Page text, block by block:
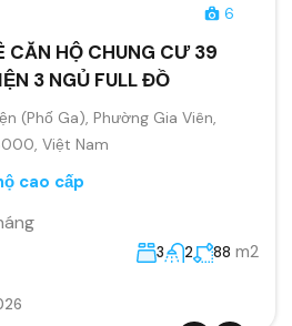
6
CĂN HỘ CHUNG CƯ 39
3 NGỦ FULL ĐỒ
(Phố Ga), Phường Gia Viên,
Việt Nam
cao cấp
3 2 88 m2